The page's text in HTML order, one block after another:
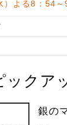
）よる8：54～
ックア
銀の